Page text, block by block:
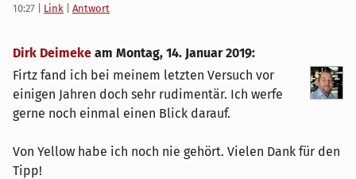
10:27 Link Antwort
Dirk Deimeke am Montag, 14. Januar 2019:
Firtz fand ich bei meinem letzten Versuch vor
einigen Jahren doch sehr rudimentär. Ich werfe
gerne noch einmal einen Blick darauf.
Von Yellow habe ich noch nie gehört. Vielen Dank für den
Tipp!